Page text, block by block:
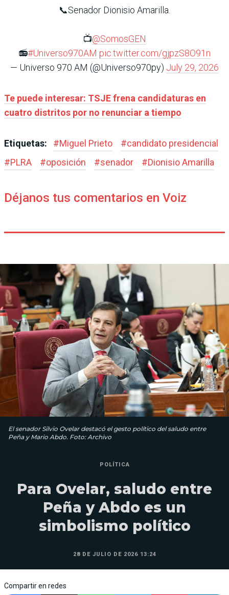
📞Senador Dionisio Amarilla.
📺@SomosGEN
📻#Universo970AM pic.twitter.com/gjpzS8O91n
— Universo 970 AM (@Universo970py) July 29, 2026
Te puede interesar: TSJE frena candidaturas en
cuatro distritos por no renunciar a tiempo
Etiquetas: #Miguel Prieto #candidato presidencial
#PLRA #oposición #senador #Dionisio Amarilla
Déjanos tus comentarios en Voiz
El senador Silvio Ovelar destacó el gesto político del saludo entre
Peña y Mario Abdo. Foto: Archivo
POLÍTICA
Para Ovelar, saludo entre
Peña y Abdo es un
simbolismo político
28 DE JULIO DE 2026 13:24
Compartir en redes